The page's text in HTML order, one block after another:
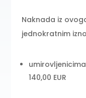
Naknada iz
jednokratnim
140,00 EUR